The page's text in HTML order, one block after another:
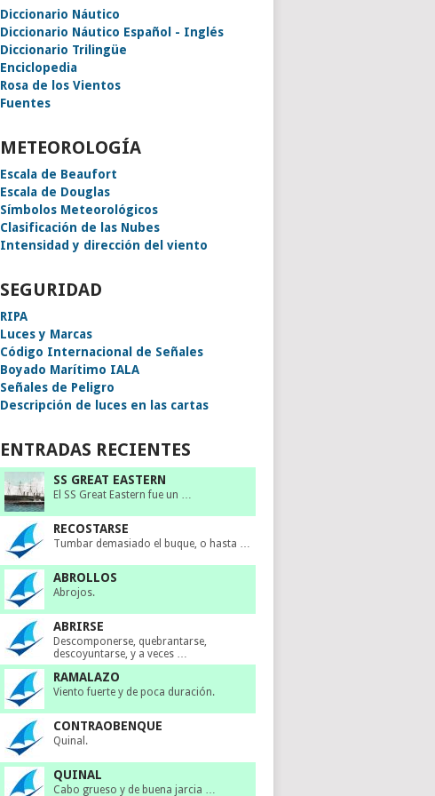
Diccionario Náutico
Diccionario Náutico Español - Inglés
Diccionario Trilingüe
Enciclopedia
Rosa de los Vientos
Fuentes
METEOROLOGÍA
Escala de Beaufort
Escala de Douglas
Símbolos Meteorológicos
Clasificación de las Nubes
Intensidad y dirección del viento
SEGURIDAD
RIPA
Luces y Marcas
Código Internacional de Señales
Boyado Marítimo IALA
Señales de Peligro
Descripción de luces en las cartas
ENTRADAS RECIENTES
SS GREAT EASTERN
El SS Great Eastern fue un …
RECOSTARSE
Tumbar demasiado el buque, o hasta …
ABROLLOS
Abrojos.
ABRIRSE
Descomponerse, quebrantarse,
descoyuntarse, y a veces …
RAMALAZO
Viento fuerte y de poca duración.
CONTRAOBENQUE
Quinal.
QUINAL
Cabo grueso y de buena jarcia …